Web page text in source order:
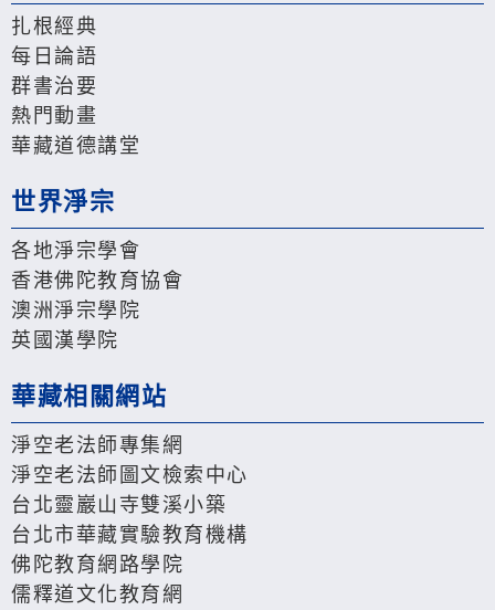
扎根經典
每日論語
群書治要
熱門動畫
華藏道德講堂
世界淨宗
各地淨宗學會
香港佛陀教育協會
澳洲淨宗學院
英國漢學院
華藏相關網站
淨空老法師專集網
淨空老法師圖文檢索中心
台北靈巖山寺雙溪小築
台北市華藏實驗教育機構
佛陀教育網路學院
儒釋道文化教育網